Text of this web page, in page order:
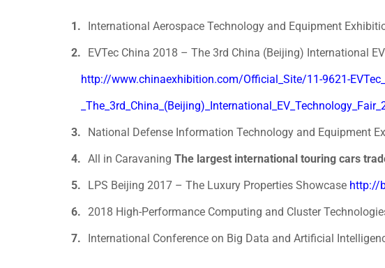
International Aerospace Technology and Equipment
EVTec China 2018 – The 3rd China (Beijing) International
http://www.chinaexhibition.com/Official_Site/11-9621-
National Defense Information Technology and Equipment
All in Caravaning The largest international touring cars
LPS Beijing 2017 – The Luxury Properties Showcase http://
2018 High-Performance Computing and Cluster
International Conference on Big Data and Artificial